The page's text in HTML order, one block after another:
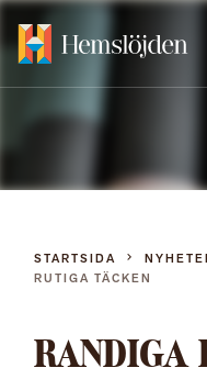
STARTSIDA
RUTIGA TÄCKEN
RANDIGA